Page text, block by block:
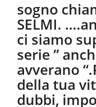
sogno
SELMI.
ci siamo
serie ”
avverano
della tua
dubbi,